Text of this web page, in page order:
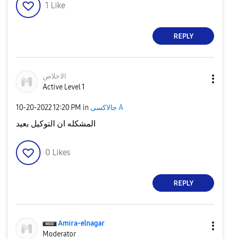
1 Like
REPLY
الاخلاص
Active Level 1
‎10-20-202212:20 PM in جالاكسى A
المشكله ان التوكيل بعيد
0 Likes
REPLY
Amira-elnagar
Moderator